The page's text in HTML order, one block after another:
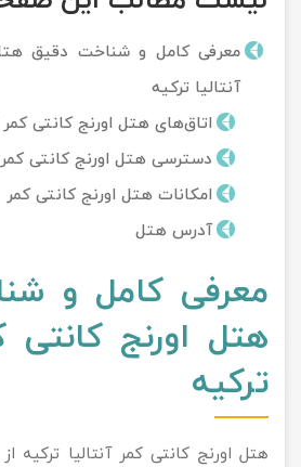
معرفی کامل و شناخت دقیق
آنتالیا ترکیه
اتاق‌های هتل اورنج کانتی کمر
دسترسی هتل اورنج کانتی کمر
امکانات هتل اورنج کانتی کمر
آدرس هتل
معرفی کامل و
هتل اورنج کانتی
ترکیه
هتل اورنج کانتی کمر آنتالیا